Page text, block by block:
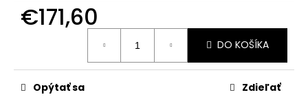
€171,60
DO KOŠÍKA
Opýtať sa Zdieľať
d
p
o